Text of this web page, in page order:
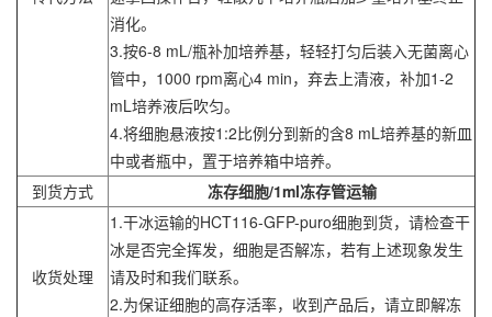
消化。
3.按6-8 mL/瓶补加培养基，轻轻打匀后装入无菌离心
管中，1000 rpm离心4 min，弃去上清液，补加1-2
mL培养液后吹匀。
4.将细胞悬液按1:2比例分到新的含8 mL培养基的新皿
中或者瓶中，置于培养箱中培养。
到货方式
冻存细胞/1ml冻存管运输
收货处理
1.干冰运输的HCT116-GFP-puro细胞到货，请检查干
冰是否完全挥发，细胞是否解冻，若有上述现象发生
请及时和我们联系。
2.为保证细胞的高存活率，收到产品后，请立即解冻